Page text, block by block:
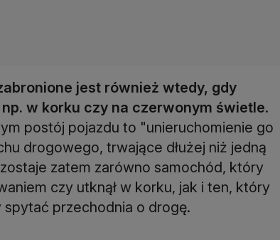
jest również wtedy, gdy
w korku czy na czerwonym świetle.
postój pojazdu to "unieruchomienie go
drogowego, trwające dłużej niż jedną
zatem zarówno samochód, który
czy utknął w korku, jak i ten, który
spytać przechodnia o drogę.